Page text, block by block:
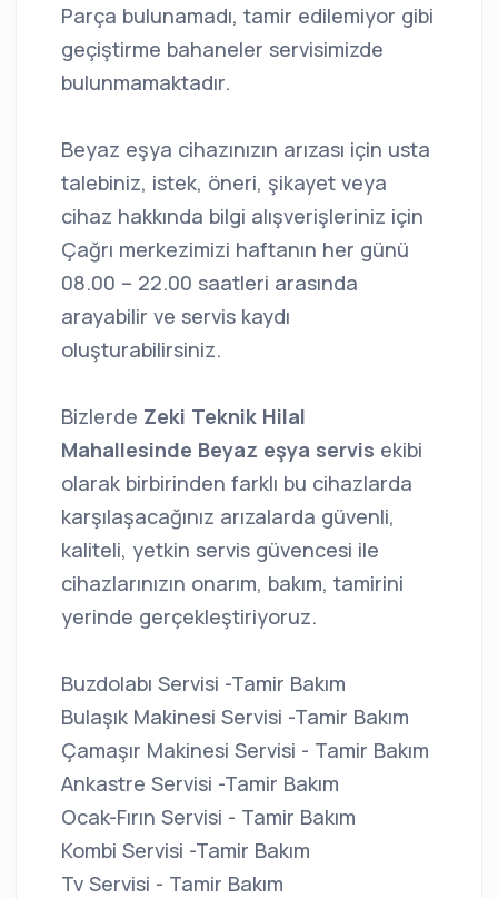
Parça bulunamadı, tamir edilemiyor gibi
geçiştirme bahaneler servisimizde
bulunmamaktadır.
Beyaz eşya cihazınızın arızası için usta
talebiniz, istek, öneri, şikayet veya
cihaz hakkında bilgi alışverişleriniz için
Çağrı merkezimizi haftanın her günü
08.00 – 22.00 saatleri arasında
arayabilir ve servis kaydı
oluşturabilirsiniz.
Bizlerde Zeki Teknik Hilal
Mahallesinde Beyaz eşya servis ekibi
olarak birbirinden farklı bu cihazlarda
karşılaşacağınız arızalarda güvenli,
kaliteli, yetkin servis güvencesi ile
cihazlarınızın onarım, bakım, tamirini
yerinde gerçekleştiriyoruz.
Buzdolabı Servisi -Tamir Bakım
Bulaşık Makinesi Servisi -Tamir Bakım
Çamaşır Makinesi Servisi - Tamir Bakım
Ankastre Servisi -Tamir Bakım
Ocak-Fırın Servisi - Tamir Bakım
Kombi Servisi -Tamir Bakım
Tv Servisi - Tamir Bakım